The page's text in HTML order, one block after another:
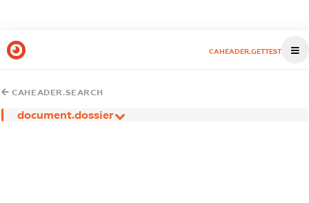
CAHEADER.GETTEST
CAHEADER.SEARCH
document.dossier